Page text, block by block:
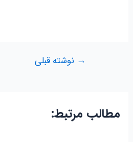
راهبری
→ نوشته قبلی
مطالب مرتبط: